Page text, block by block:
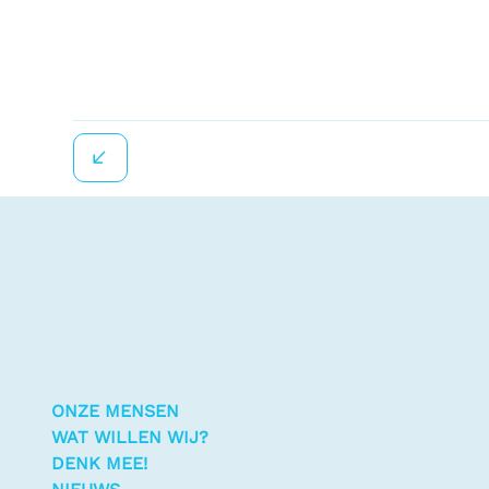
ONZE MENSEN
WAT WILLEN WIJ?
DENK MEE!